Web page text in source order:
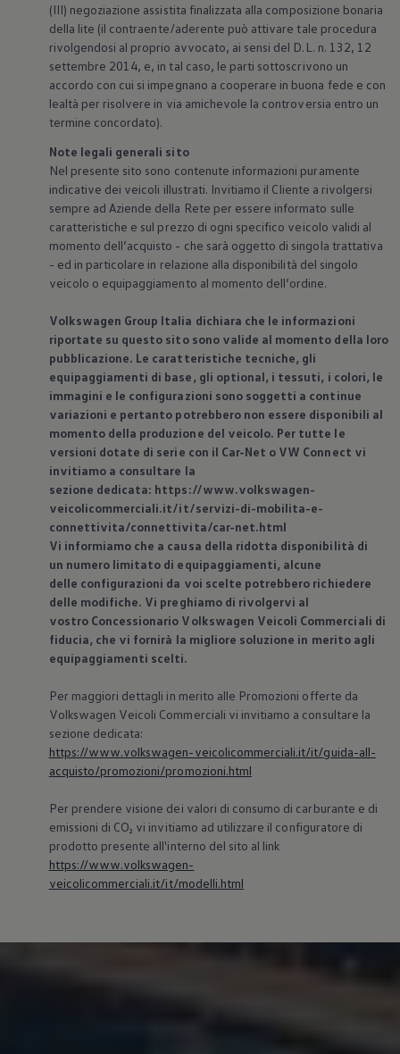
(III) negoziazione assistita finalizzata alla composizione bonaria
della lite (il contraente/aderente può attivare tale procedura
rivolgendosi al proprio avvocato, ai sensi del D.L. n. 132, 12
settembre 2014, e, in tal caso, le parti sottoscrivono un
accordo con cui si impegnano a cooperare in buona fede e con
lealtà per risolvere in via amichevole la controversia entro un
termine concordato).
Note legali generali sito
Nel presente sito sono contenute informazioni puramente
indicative dei veicoli illustrati. Invitiamo il Cliente a rivolgersi
sempre ad Aziende della Rete per essere informato sulle
caratteristiche e sul prezzo di ogni specifico veicolo validi al
momento dell’acquisto - che sarà oggetto di singola trattativa
- ed in particolare in relazione alla disponibilità del singolo
veicolo o equipaggiamento al momento dell’ordine.
Volkswagen Group Italia dichiara che le informazioni
riportate su questo sito sono valide al momento della loro
pubblicazione. Le caratteristiche tecniche, gli
equipaggiamenti di base, gli optional, i tessuti, i colori, le
immagini e le configurazioni sono soggetti a continue
variazioni e pertanto potrebbero non essere disponibili al
momento della produzione del veicolo. Per tutte le
versioni dotate di serie con il Car-Net o VW Connect vi
invitiamo a consultare la
sezione dedicata: https://www.volkswagen-
veicolicommerciali.it/it/servizi-di-mobilita-e-
connettivita/connettivita/car-net.html
Vi informiamo che a causa della ridotta disponibilità di
un numero limitato di equipaggiamenti, alcune
delle configurazioni da voi scelte potrebbero richiedere
delle modifiche. Vi preghiamo di rivolgervi al
vostro Concessionario Volkswagen Veicoli Commerciali di
fiducia, che vi fornirà la migliore soluzione in merito agli
equipaggiamenti scelti.
Per maggiori dettagli in merito alle Promozioni offerte da
Volkswagen Veicoli Commerciali vi invitiamo a consultare la
sezione dedicata:
https://www.volkswagen-veicolicommerciali.it/it/guida-all-
acquisto/promozioni/promozioni.html
Per prendere visione dei valori di consumo di carburante e di
emissioni di CO₂ vi invitiamo ad utilizzare il configuratore di
prodotto presente all'interno del sito al link
https://www.volkswagen-
veicolicommerciali.it/it/modelli.html